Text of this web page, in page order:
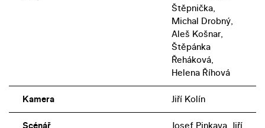
Štěpnička,
Michal Drobný,
Aleš Košnar,
Štěpánka
Řeháková,
Helena Říhová
Kamera Jiří Kolín